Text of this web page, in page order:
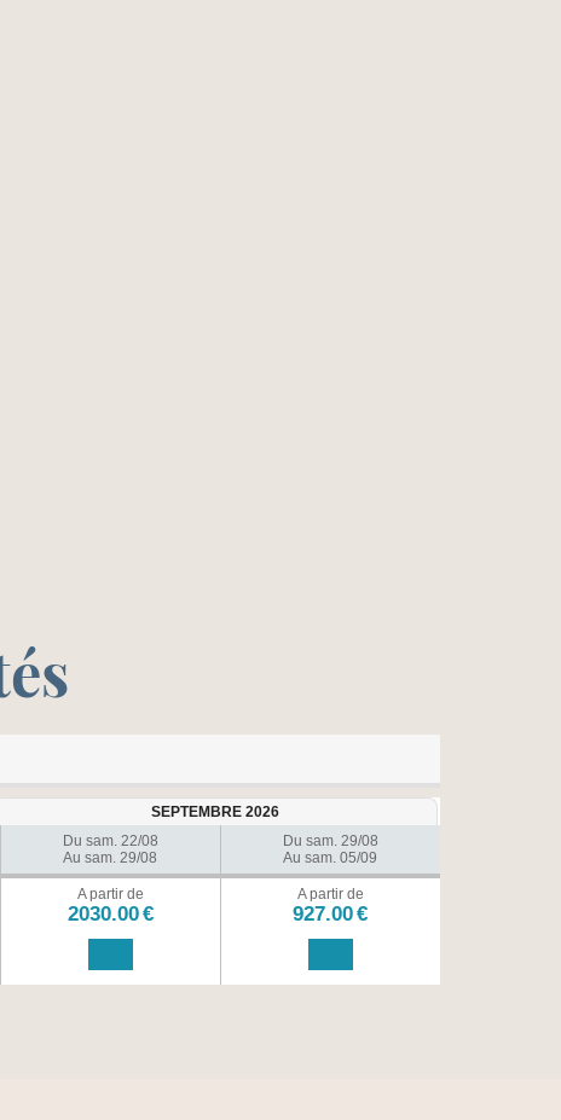
SEPTEMBRE 2026
Du sam. 22/08
Au sam. 29/08
Du sam. 29/08
Au sam. 05/09
A partir de
2030.00€
A partir de
927.00€